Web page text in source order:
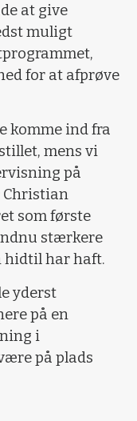
at give
muligt
for at afprøve
komme ind fra
mens vi
på
som første
stærkere
hidtil har haft.
yderst
på en
i
på plads